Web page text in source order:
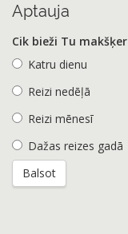
Aptauja
Cik bieži Tu
Katru dienu
Reizi nedēļā
Reizi mēnesī
Dažas reizes gadā